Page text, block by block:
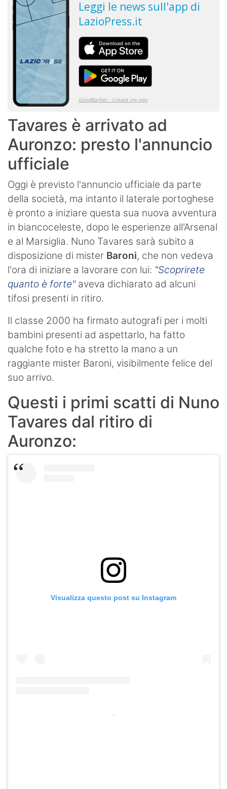
Tavares è arrivato ad
Auronzo: presto l'annuncio
ufficiale
Oggi è previsto l'annuncio ufficiale da parte
della società, ma intanto il laterale portoghese
è pronto a iniziare questa sua nuova avventura
in biancoceleste, dopo le esperienze all'Arsenal
e al Marsiglia. Nuno Tavares sarà subito a
disposizione di mister Baroni, che non vedeva
l'ora di iniziare a lavorare con lui: "Scoprirete
quanto è forte" aveva dichiarato ad alcuni
tifosi presenti in ritiro.
Il classe 2000 ha firmato autografi per i molti
bambini presenti ad aspettarlo, ha fatto
qualche foto e ha stretto la mano a un
raggiante mister Baroni, visibilmente felice del
suo arrivo.
Questi i primi scatti di Nuno
Tavares dal ritiro di
Auronzo:
Visualizza questo post su Instagram
-